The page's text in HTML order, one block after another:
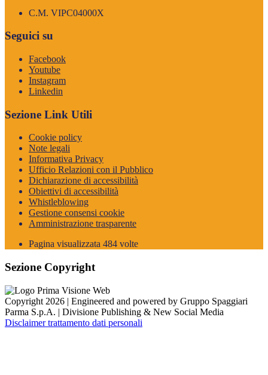
C.M. VIPC04000X
Seguici su
Facebook
Youtube
Instagram
Linkedin
Sezione Link Utili
Cookie policy
Note legali
Informativa Privacy
Ufficio Relazioni con il Pubblico
Dichiarazione di accessibilità
Obiettivi di accessibilità
Whistleblowing
Gestione consensi cookie
Amministrazione trasparente
Pagina visualizzata 484 volte
Sezione Copyright
Copyright 2026 | Engineered and powered by Gruppo Spaggiari
Parma S.p.A. | Divisione Publishing & New Social Media
Disclaimer trattamento dati personali